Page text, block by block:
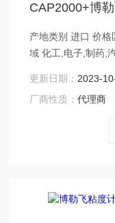
CAP2000+博
产地类别 进口 价格区间 面议 仪器种类 旋转粘度计 应用领
更新日期： 2023-
厂商性质：代理商